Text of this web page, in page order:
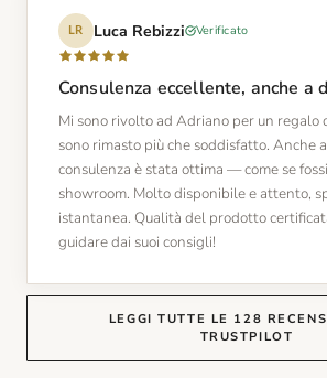
LR Luca Rebizzi Verificato
Consulenza eccellente, anche a
Mi sono rivolto ad Adriano per un regalo
sono rimasto più che soddisfatto. Anche
consulenza è stata ottima — come se
showroom. Molto disponibile e attento,
istantanea. Qualità del prodotto
guidare dai suoi consigli!
LEGGI TUTTE LE 128
TRUSTPILOT